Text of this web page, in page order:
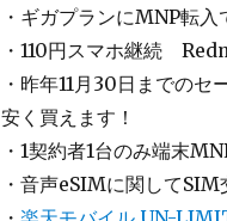
・ギガプランにMNP転
・110円スマホ継続
・昨年11月30日までの
安く買えます！
・1契約者1台のみ端末
・音声eSIMに関して